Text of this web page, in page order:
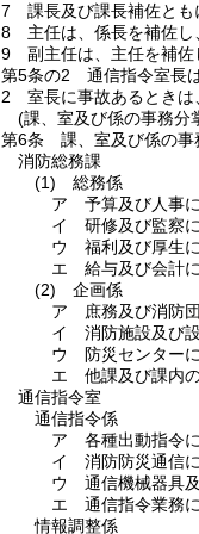
7
課長及び課長補佐と
8
主任は、係長を補佐し
9
副主任は、主任を補佐
第5条の2
通信指令室長
2
室長に事故あるときは
(課、室及び係の事務分
第6条
課、室及び係の事
消防総務課
(1) 総務係
ア 予算及び人事に
イ 研修及び監察に
ウ 福利及び厚生に
エ 給与及び会計に
(2) 企画係
ア 庶務及び消防団
イ 消防施設及び設
ウ 防災センターに
エ 他課及び課内の
通信指令室
通信指令係
ア 各種出動指令に
イ 消防防災通信に
ウ 通信機械器具及
エ 通信指令業務に
情報調整係